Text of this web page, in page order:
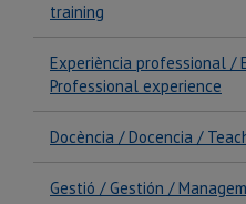
training
Experiència professional /
Professional experience
Docència / Docencia /
Gestió / Gestión /